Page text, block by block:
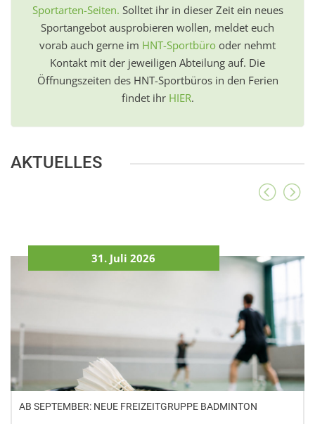
Sportarten-Seiten. Solltet ihr in dieser Zeit ein neues
Sportangebot ausprobieren wollen, meldet euch
vorab auch gerne im HNT-Sportbüro oder nehmt
Kontakt mit der jeweiligen Abteilung auf. Die
Öffnungszeiten des HNT-Sportbüros in den Ferien
findet ihr HIER.
AKTUELLES
31. Juli 2026
AB SEPTEMBER: NEUE FREIZEITGRUPPE BADMINTON